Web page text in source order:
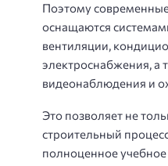
Поэтому
оснащаются
вентиляции,
электроснабжения, а
видеонаблюдения и
Это позволяет не
строительный
полноценное учебное